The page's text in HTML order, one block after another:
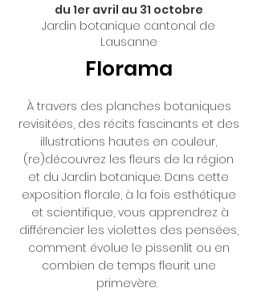
du 1er avril au 31 octobre
Jardin botanique cantonal de
Lausanne
Florama
À travers des planches botaniques
revisitées, des récits fascinants et des
illustrations hautes en couleur,
(re)découvrez les fleurs de la région
et du Jardin botanique. Dans cette
exposition florale, à la fois esthétique
et scientifique, vous apprendrez à
différencier les violettes des pensées,
comment évolue le pissenlit ou en
combien de temps fleurit une
primevère.